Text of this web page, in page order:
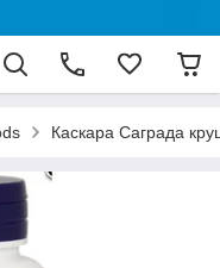
Каскара Саграда